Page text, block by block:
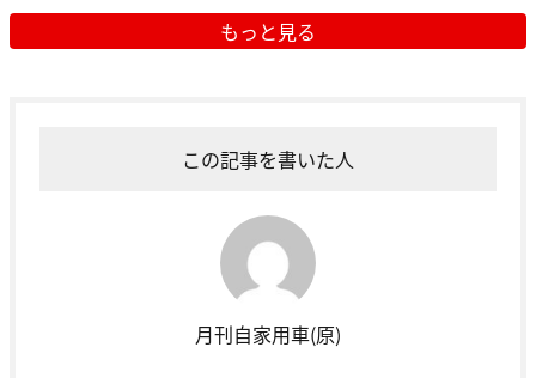
もっと見る
この記事を書いた人
月刊自家用車(原)